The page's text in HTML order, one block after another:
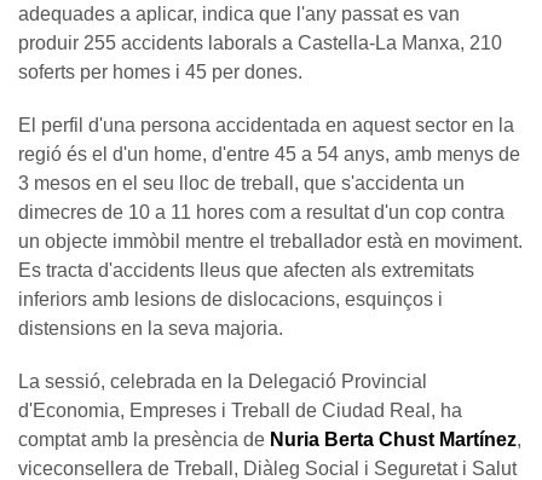
adequades a aplicar, indica que l'any passat es van
produir 255 accidents laborals a Castella-La Manxa, 210
soferts per homes i 45 per dones.
El perfil d'una persona accidentada en aquest sector en la
regió és el d'un home, d'entre 45 a 54 anys, amb menys de
3 mesos en el seu lloc de treball, que s'accidenta un
dimecres de 10 a 11 hores com a resultat d'un cop contra
un objecte immòbil mentre el treballador està en moviment.
Es tracta d'accidents lleus que afecten als extremitats
inferiors amb lesions de dislocacions, esquinços i
distensions en la seva majoria.
La sessió, celebrada en la Delegació Provincial
d'Economia, Empreses i Treball de Ciudad Real, ha
comptat amb la presència de Nuria Berta Chust Martínez,
viceconsellera de Treball, Diàleg Social i Seguretat i Salut